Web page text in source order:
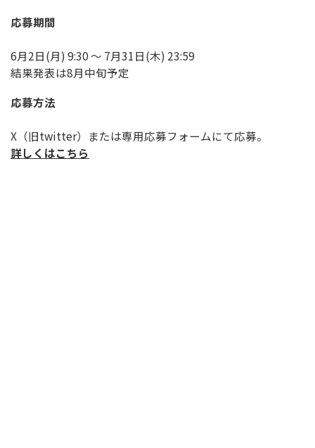
応募期間
6月2日(月) 9:30 〜 7月31日(木) 23:59
結果発表は8月中旬予定
応募方法
X（旧twitter）または専用応募フォームにて応募。
詳しくはこちら